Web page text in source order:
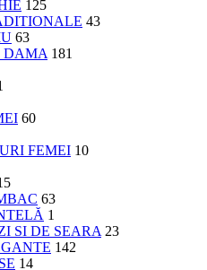
125
43
63
DAMA 181
60
FEMEI 10
63
1
SI DE SEARA 23
142
14